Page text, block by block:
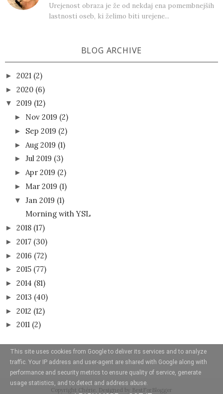
Urejenost obraza je že od nekdaj ena pomembnejših
lastnosti oseb, ki želimo biti urejene...
BLOG ARCHIVE
► 2021 (2)
► 2020 (6)
▼ 2019 (12)
► Nov 2019 (2)
► Sep 2019 (2)
► Aug 2019 (1)
► Jul 2019 (3)
► Apr 2019 (2)
► Mar 2019 (1)
▼ Jan 2019 (1)
Morning with YSL
► 2018 (17)
► 2017 (30)
► 2016 (72)
► 2015 (77)
► 2014 (81)
► 2013 (40)
► 2012 (12)
► 2011 (2)
Copyright Chérie . Designed by BestForBlogger
This site uses cookies from Google to deliver its services and to analyze
traffic. Your IP address and user-agent are shared with Google along with
performance and security metrics to ensure quality of service, generate
usage statistics, and to detect and address abuse.